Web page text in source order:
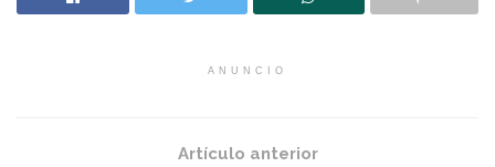
ANUNCIO
Artículo anterior